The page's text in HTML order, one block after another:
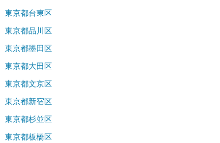
東京都台東区
東京都品川区
東京都墨田区
東京都大田区
東京都文京区
東京都新宿区
東京都杉並区
東京都板橋区